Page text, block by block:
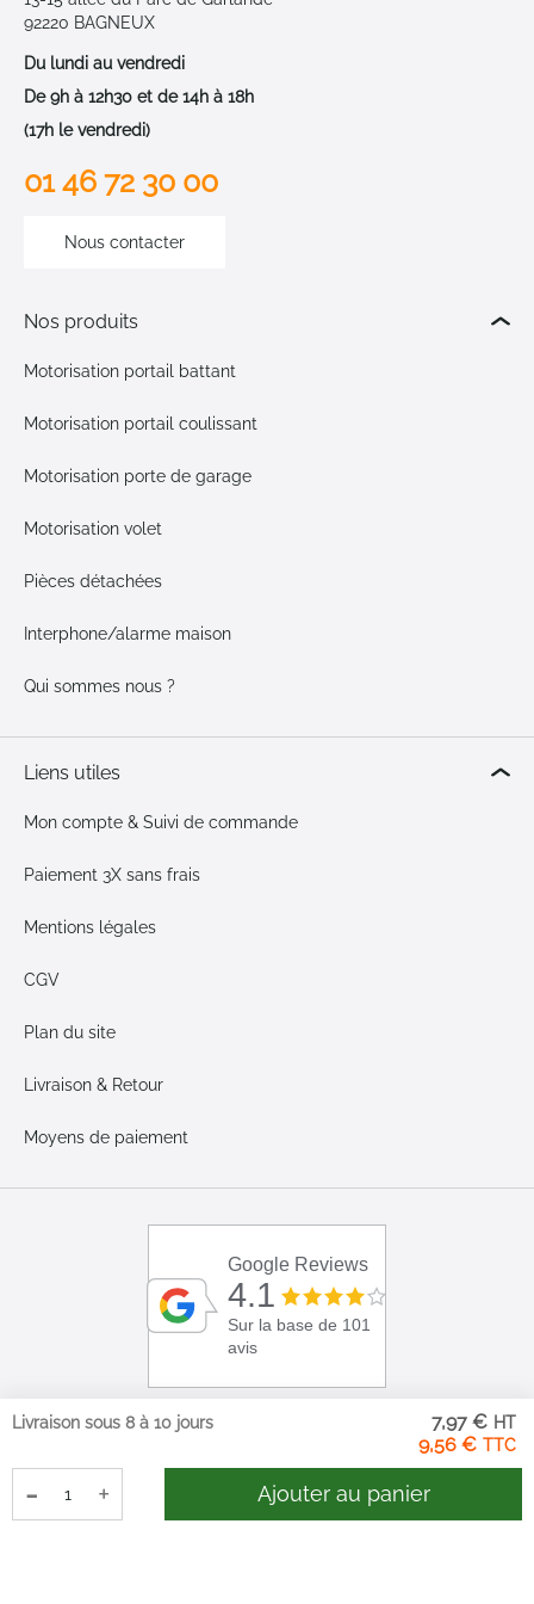
9,56 €
7,97 €
Livraison sous 8 à 10 jours
- + Ajouter au panier
92220 BAGNEUX
Du lundi au vendredi
De 9h à 12h30 et de 14h à 18h
(17h le vendredi)
01 46 72 30 00
Nous contacter
Nos produits
Motorisation portail battant
Motorisation portail coulissant
Motorisation porte de garage
Motorisation volet
Pièces détachées
Interphone/alarme maison
Qui sommes nous ?
Liens utiles
Mon compte & Suivi de commande
Paiement 3X sans frais
Mentions légales
CGV
Plan du site
Livraison & Retour
Moyens de paiement
Google Reviews
4.1
Sur la base de 101
avis